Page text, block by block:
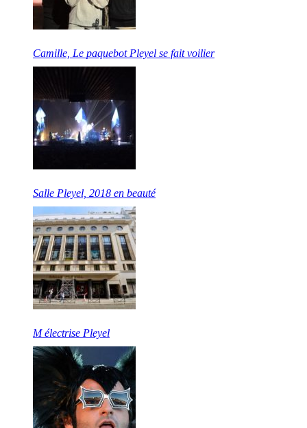
Camille, Le paquebot Pleyel se fait voilier
Salle Pleyel, 2018 en beauté
M électrise Pleyel